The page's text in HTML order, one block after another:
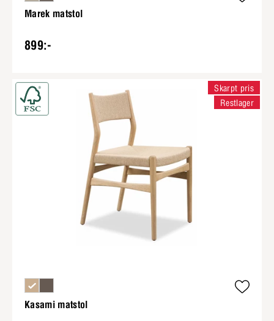
Marek matstol
899:-
Kasami matstol
Skarpt pris
Restlager